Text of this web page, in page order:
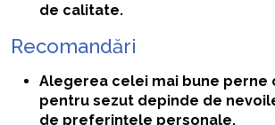
de calitate.
Recomandări
Alegerea celei mai bune perne
pentru sezut depinde de
de preferințele personale.